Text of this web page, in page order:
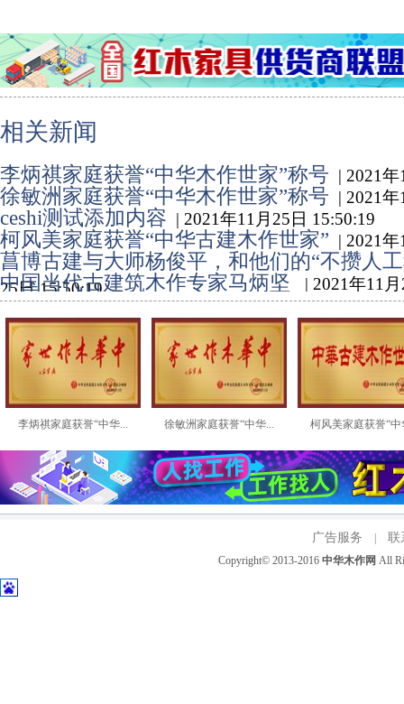
相关新闻
李炳祺家庭获誉“中华木作世家”称号 | 2021
徐敏洲家庭获誉“中华木作世家”称号 | 2021
ceshi测试添加内容 | 2021年11月25日 15:50:19
柯风美家庭获誉“中华古建木作世家” | 2021
菖博古建与大师杨俊平，和他们的“不攒人
25日 15:50:19
中国当代古建筑木作专家马炳坚 | 2021年11
李炳祺家庭获誉“中华... 徐敏洲家庭获誉“中华... 柯风美家庭获誉“中
广告服务 联
Copyright© 2013-2016 中华木作网 All